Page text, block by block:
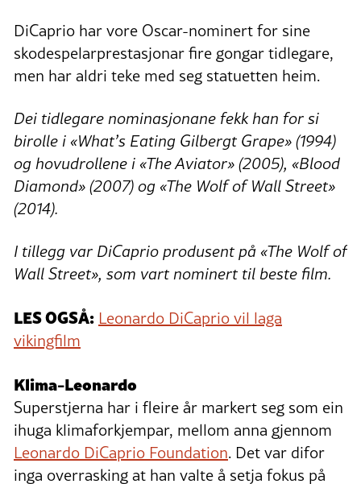
DiCaprio har vore Oscar-nominert for sine
skodespelarprestasjonar fire gongar tidlegare,
men har aldri teke med seg statuetten heim.
Dei tidlegare nominasjonane fekk han for si
birolle i «What’s Eating Gilbergt Grape» (1994)
og hovudrollene i «The Aviator» (2005), «Blood
Diamond» (2007) og «The Wolf of Wall Street»
(2014).
I tillegg var DiCaprio produsent på «The Wolf of
Wall Street», som vart nominert til beste film.
LES OGSÅ: Leonardo DiCaprio vil laga
vikingfilm
Klima-Leonardo
Superstjerna har i fleire år markert seg som ein
ihuga klimaforkjempar, mellom anna gjennom
Leonardo DiCaprio Foundation. Det var difor
inga overrasking at han valte å setja fokus på